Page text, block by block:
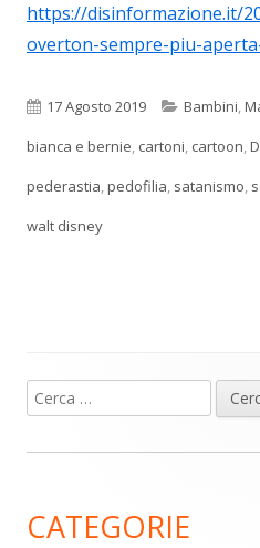
https://disinformazione.it/
overton-sempre-piu-
Pubblicato
17 Agosto 2019 Categorie
Bambini,
bianca e bernie, cartoni, cartoon,
pederastia,pedofilia, satanismo,
walt disney
Barra
laterale
Ricerca
per:
CATEGORIE